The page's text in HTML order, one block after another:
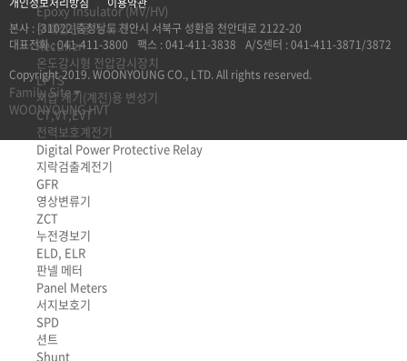
Epoxy Insulator (MV/HV)
수배전반용-정류기
Rectifier
온도감시형 전압감시장치
LPTS
저압 계기(계전)용 변성기
CT,VT,EVT
전력보호계전기
Digital Power Protective Relay
지락검출계전기
GFR
영상변류기
ZCT
누전경보기
ELD, ELR
판넬 메터
Panel Meters
서지보호기
SPD
션트
Shunt
본사 : [31022]충청남도 천안시 서북구 성환읍 천안대로 2122-20
대표전화 : 041-411-3800
팩스 : 041-411-3838
A/S센터 : 041-411-3871/3872
Copyright 2019. WOONYOUNG CO., LTD. All rights reserved.
Family Site
WOONYOUNG HVT